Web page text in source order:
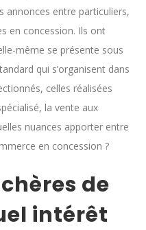
annonces entre particuliers,
en concession. Ils ont
même se présente sous
qui s’organisent dans
celles réalisées
la vente aux
nuances apporter entre
en concession ?
de
intérêt